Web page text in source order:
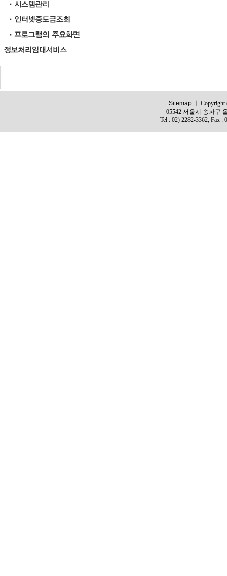
Sitemap ㅣ Copyright
05542 서울시 송파구
Tel : 02) 2282-3362, Fax :